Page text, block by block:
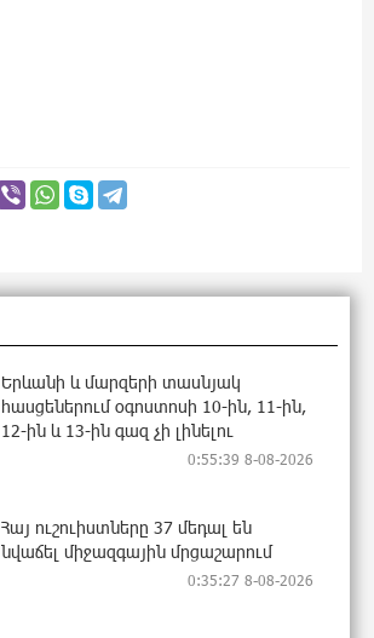
Երևանի և մարզերի տասնյակ
հասցեներում օգոստոսի 10-ին, 11-ին,
12-ին և 13-ին գազ չի լինելու
0:55:39 8-08-2026
Հայ ուշուիստները 37 մեդալ են
նվաճել միջազգային մրցաշարում
0:35:27 8-08-2026